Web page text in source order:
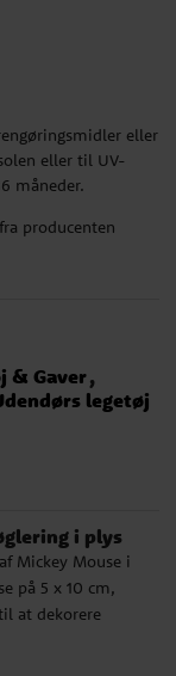
eller
eller til UV-
måneder.
producenten
& Gaver
legetøj
i plys
Mickey Mouse i
på 5 x 10 cm,
at dekorere
tasker med.
gave til